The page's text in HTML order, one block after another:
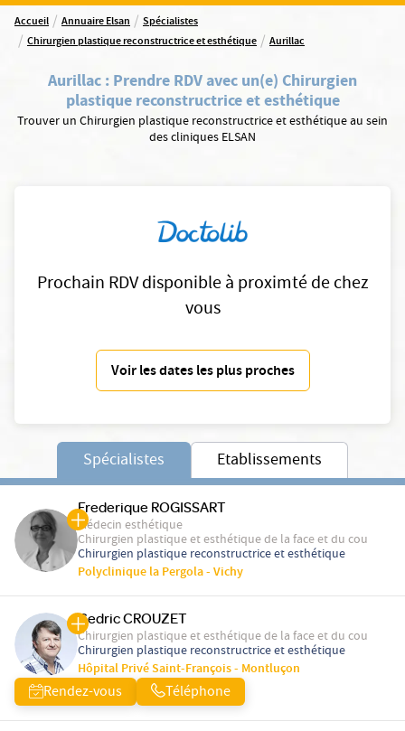
Accueil / Annuaire Elsan / Spécialistes
/ Chirurgien plastique reconstructrice et esthétique / Aurillac
Aurillac : Prendre RDV avec un(e) Chirurgien
plastique reconstructrice et esthétique
Trouver un Chirurgien plastique reconstructrice et esthétique au sein
des cliniques ELSAN
Prochain RDV disponible à proximté de chez
vous
Voir les dates les plus proches
Spécialistes Etablissements
Frederique ROGISSART
Médecin esthétique
Chirurgien plastique et esthétique de la face et du cou
Chirurgien plastique reconstructrice et esthétique
Polyclinique la Pergola - Vichy
Cedric CROUZET
Chirurgien plastique et esthétique de la face et du cou
Chirurgien plastique reconstructrice et esthétique
Hôpital Privé Saint-François - Montluçon
Rendez-vous Téléphone